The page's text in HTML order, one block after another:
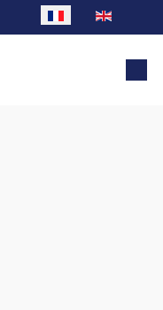
Sélectionnez votre